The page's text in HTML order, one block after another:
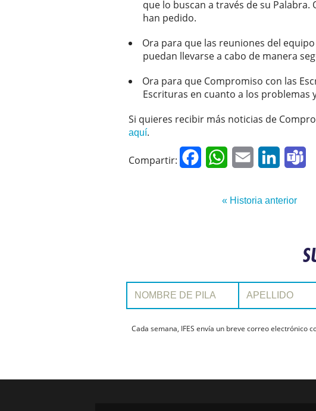
que lo buscan a través de su
han pedido.
Ora para que las reuniones del
puedan llevarse a cabo de manera
Ora para que Compromiso con las
Escrituras en cuanto a los
Si quieres recibir más noticias de
aquí.
Compartir: FacebookWhatsApp
Email LinkedIn
« Historia anterior
Nombre de pila: Apellido:
Cada semana, IFES envía un breve correo electrónico